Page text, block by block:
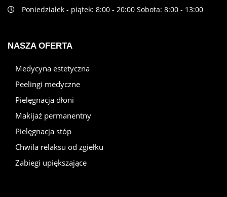
Poniedziałek - piątek: 8:00 - 20:00 Sobota: 8:00 - 13:00
NASZA OFERTA
Medycyna estetyczna
Peelingi medyczne
Pielęgnacja dłoni
Makijaż permanentny
Pielęgnacja stóp
Chwila relaksu od zgiełku
Zabiegi upiększające